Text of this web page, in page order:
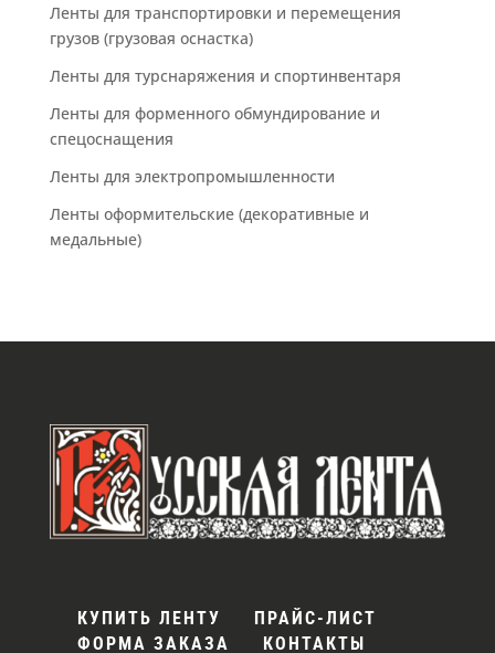
Ленты для транспортировки и перемещения
грузов (грузовая оснастка)
Ленты для турснаряжения и спортинвентаря
Ленты для форменного обмундирование и
спецоснащения
Ленты для электропромышленности
Ленты оформительские (декоративные и
медальные)
КУПИТЬ ЛЕНТУ
ПРАЙС-ЛИСТ
ФОРМА ЗАКАЗА
КОНТАКТЫ